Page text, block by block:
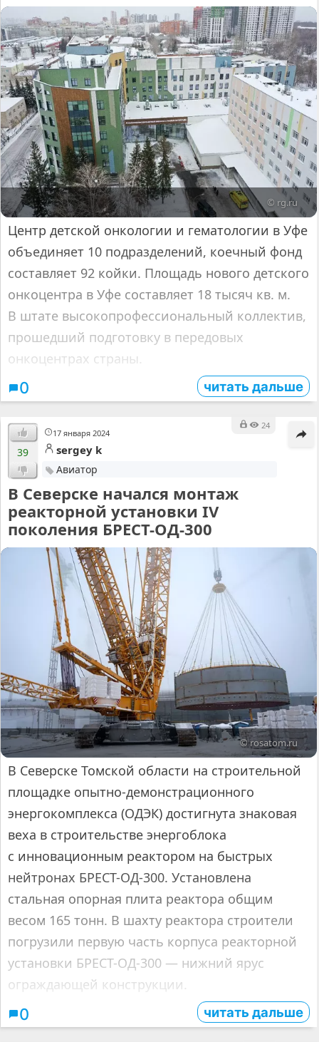
© rg.ru
Центр детской онкологии и гематологии в Уфе
объединяет 10 подразделений, коечный фонд
составляет 92 койки. Площадь нового детского
онкоцентра в Уфе составляет 18 тысяч кв. м.
В штате высокопрофессиональный коллектив,
прошедший подготовку в передовых
онкоцентрах страны.
0 читать дальше
17 января 2024
24
39 sergey k
Авиатор
В Северске начался монтаж
реакторной установки IV
поколения БРЕСТ-ОД-300
© rosatom.ru
В Северске Томской области на строительной
площадке опытно-демонстрационного
энергокомплекса (ОДЭК) достигнута знаковая
веха в строительстве энергоблока
с инновационным реактором на быстрых
нейтронах БРЕСТ-ОД-300. Установлена
стальная опорная плита реактора общим
весом 165 тонн. В шахту реактора строители
погрузили первую часть корпуса реакторной
установки БРЕСТ-ОД-300 — нижний ярус
ограждающей конструкции.
0 читать дальше